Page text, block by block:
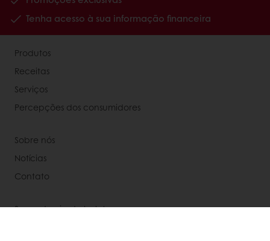
Tenha acesso à sua informação financeira
Produtos
Receitas
Serviços
Percepções dos consumidores
Sobre nós
Notícias
Contato
Segunda via de boletos